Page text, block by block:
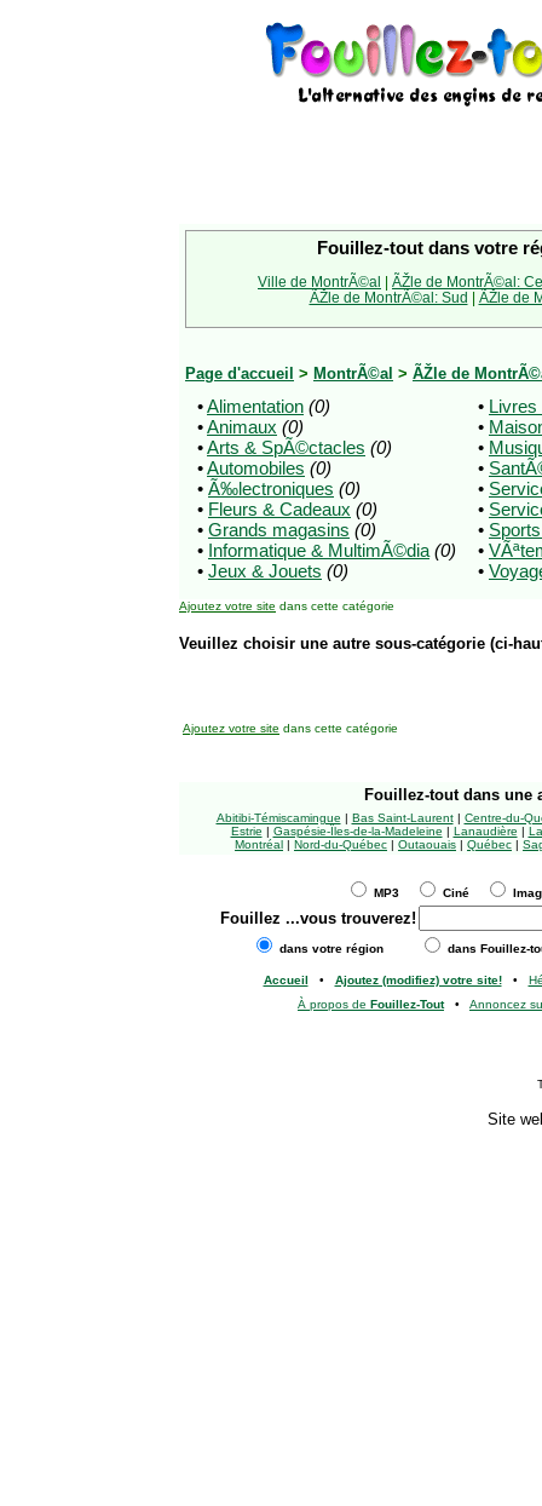
Fouillez-tout dans votre
Ville de MontrÃ©al | ÃŽle de MontrÃ©al:
ÃŽle de MontrÃ©al: Sud | ÃŽle de
Page d'accueil > MontrÃ©al > ÃŽle de
•Alimentation (0)
•Animaux (0)
•Arts & SpÃ©ctacles (0)
•Automobiles (0)
• Ã‰lectroniques (0)
• Fleurs & Cadeaux (0)
• Grands magasins (0)
• Informatique & MultimÃ©dia (0)
• Jeux & Jouets (0)
• Livres
•
•
•
•
•
•
•
•
Ajoutez votre site dans cette catégorie
Veuillez choisir une autre sous-catégorie (ci-
Ajoutez votre site dans cette catégorie
Fouillez-tout dans une
Abitibi-Témiscamingue | Bas Saint-Laurent| Centre-du-
Estrie | Gaspésie-Îles-de-la-Madeleine | Lanaudière |
Montréal | Nord-du-Québec | Outaouais | Québec |
MP3 Ciné
Fouillez ...vous trouverez!
dans votre région dans Fouillez-
Accueil • Ajoutez (modifiez) votre site!•
À propos de Fouillez-Tout• Annoncez
Site